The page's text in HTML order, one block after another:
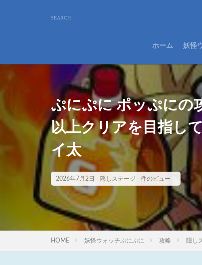
ホーム 妖怪
ぷにぷに ポッぷにの
以上クリアを目指
イ太
2026年7月2日 隠しステージ 件のビュー
HOME 妖怪ウォッチぷにぷに 攻略 隠し